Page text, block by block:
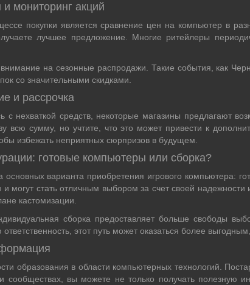
мониторинг акций
покупки является сравнение цен на компьютер в
лучшее предложение. Многие ритейлеры
на сезонные распродажи. Такие события, как
со значительными скидками.
и рассрочка
с нехваткой средств, некоторые магазины предлагают
всю сумму, но учтите, что это может привести к
избежать неприятных сюрпризов в будущем.
готовые компьютеры или сборка?
варианта приобретения игрового компьютера:
могут стать отличным выбором за счет своей
кастомизации.
сборка предоставляет больше свободы
этот путь может оказаться более
образования в области компьютерных технологий.
сообществах, вы можете не только получать полезную